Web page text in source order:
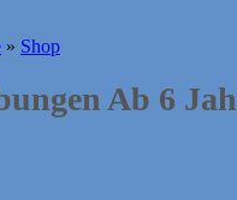
» Shop
Ab 6